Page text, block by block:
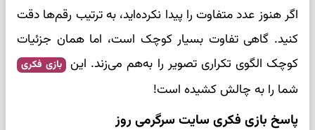
اگر هنوز عدد متفاوت را پیدا نکرده‌اید، به ترتیب رقم‌ها دقت
کنید. گاهی تفاوت بسیار کوچک است، اما همان جزئیات
کوچک الگوی تکراری تصویر را به‌هم می‌زند. این بازی فکری
شما را به چالش کشیده است!
پاسخ بازی فکری سایت سرگرمی روز